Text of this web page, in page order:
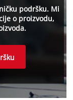
podršku. Mi
o proizvodu,